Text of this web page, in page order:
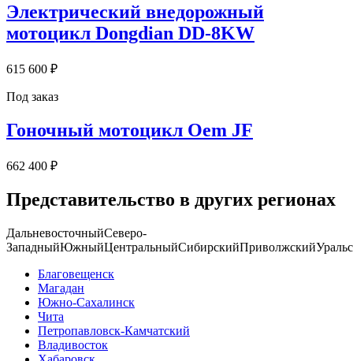
Электрический внедорожный
мотоцикл Dongdian DD-8KW
615 600 ₽
Под заказ
Гоночный мотоцикл Oem JF
662 400 ₽
Представительство в других регионах
ДальневосточныйСеверо-
ЗападныйЮжныйЦентральныйСибирскийПриволжский
Благовещенск
Магадан
Южно-Сахалинск
Чита
Петропавловск-Камчатский
Владивосток